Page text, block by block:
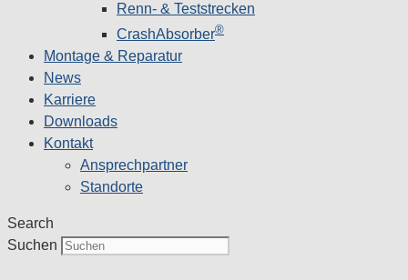
Renn- & Teststrecken
CrashAbsorber®
Montage & Reparatur
News
Karriere
Downloads
Kontakt
Ansprechpartner
Standorte
Search
Suchen